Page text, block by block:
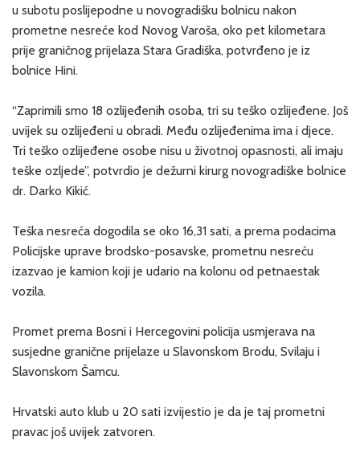
u subotu poslijepodne u novogradišku bolnicu nakon
prometne nesreće kod Novog Varoša, oko pet kilometara
prije graničnog prijelaza Stara Gradiška, potvrđeno je iz
bolnice Hini.
“Zaprimili smo 18 ozlijeđenih osoba, tri su teško ozlijeđene. Još
uvijek su ozlijeđeni u obradi. Među ozlijeđenima ima i djece.
Tri teško ozlijeđene osobe nisu u životnoj opasnosti, ali imaju
teške ozljede”, potvrdio je dežurni kirurg novogradiške bolnice
dr. Darko Kikić.
Teška nesreća dogodila se oko 16,31 sati, a prema podacima
Policijske uprave brodsko-posavske, prometnu nesreću
izazvao je kamion koji je udario na kolonu od petnaestak
vozila.
Promet prema Bosni i Hercegovini policija usmjerava na
susjedne granične prijelaze u Slavonskom Brodu, Svilaju i
Slavonskom Šamcu.
Hrvatski auto klub u 20 sati izvijestio je da je taj prometni
pravac još uvijek zatvoren.